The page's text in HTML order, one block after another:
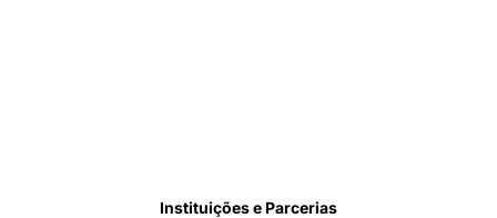
Instituições e Parcerias